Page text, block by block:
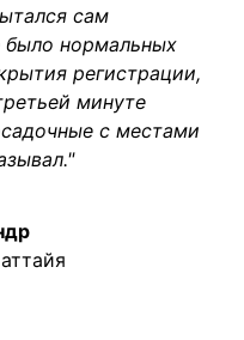
сам
было нормальных
регистрации,
минуте
с местами